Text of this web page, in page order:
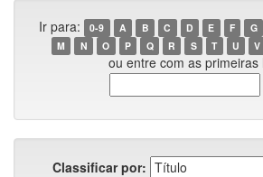
Ir para: 0-9 A B C D E F G
M
N O P Q R S T U V
ou entre com as primeiras
Classificar por: